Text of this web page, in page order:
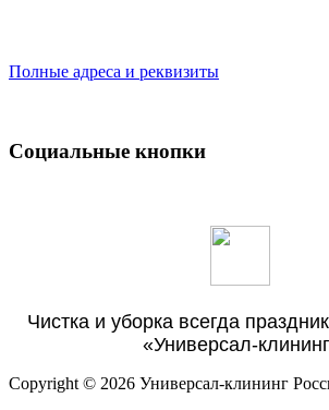
Полные адреса и реквизиты
Социальные кнопки
Чистка и уборка всегда
«Универсал-
Copyright © 2026 Универсал-клининг